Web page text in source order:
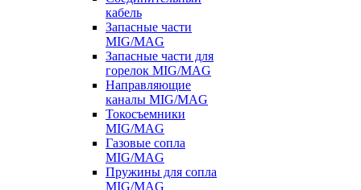
кабель
Запасные части
MIG/MAG
Запасные части для
горелок MIG/MAG
Направляющие
каналы MIG/MAG
Токосъемники
MIG/MAG
Газовые сопла
MIG/MAG
Пружины для сопла
MIG/MAG